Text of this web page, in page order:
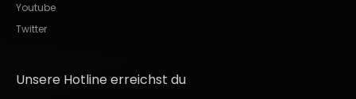
Youtube
Twitter
Unsere Hotline erreichst du